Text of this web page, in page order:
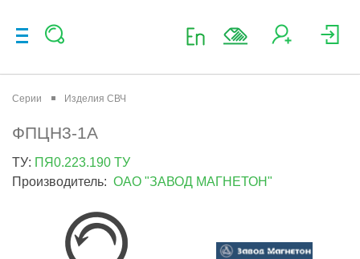
Серии Изделия СВЧ
ФПЦН3-1А
ТУ: ПЯ0.223.190 ТУ
Производитель: ОАО "ЗАВОД МАГНЕТОН"